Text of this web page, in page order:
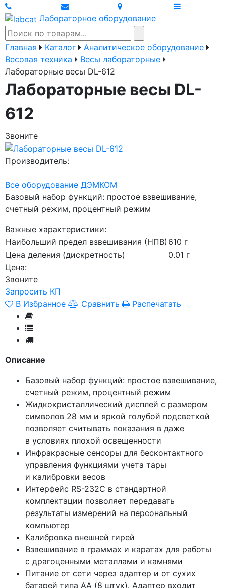
Лабораторное оборудование
Главная Каталог
Аналитическое оборудование
Весовая техника
Весы лабораторные
Лабораторные весы DL-612
Лабораторные весы DL-
612
Звоните
Производитель:
Все оборудование ДЭМКОМ
Базовый набор функций: простое взвешивание,
счетный режим, процентный режим
Важные характеристики:
Наибольший предел взвешивания (НПВ) 610 г
Цена деления (дискретность)
0.01 г
Цена:
Звоните
Запросить КП
В Избранное
Сравнить Распечатать
Описание
Базовый набор функций: простое взвешивание,
счетный режим, процентный режим
Жидкокристаллический дисплей с размером
символов 28 мм и яркой голубой подсветкой
позволяет считывать показания в даже
в условиях плохой освещенности
Инфракрасные сенсоры для бесконтактного
управления функциями учета тары
и калибровки весов
Интерфейс RS-232C в стандартной
комплектации позволяет передавать
результаты измерений на персональный
компьютер
Калибровка внешней гирей
Взвешивание в граммах и каратах для работы
с драгоценными металлами и камнями
Питание от сети через адаптер и от сухих
батарей типа AA (8 штук). Адаптер входит